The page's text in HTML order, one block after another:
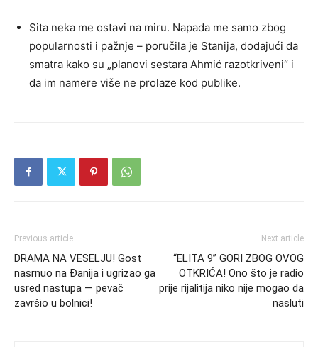
Sita neka me ostavi na miru. Napada me samo zbog
popularnosti i pažnje – poručila je Stanija, dodajući da
smatra kako su „planovi sestara Ahmić razotkriveni“ i
da im namere više ne prolaze kod publike.
Previous article
DRAMA NA VESELJU! Gost
nasrnuo na Đanija i ugrizao ga
usred nastupa — pevač
završio u bolnici!
Next article
“ELITA 9” GORI ZBOG OVOG
OTKRIĆA! Ono što je radio
prije rijalitija niko nije mogao da
nasluti